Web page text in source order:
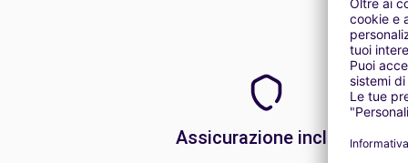
Assicurazione inclusa